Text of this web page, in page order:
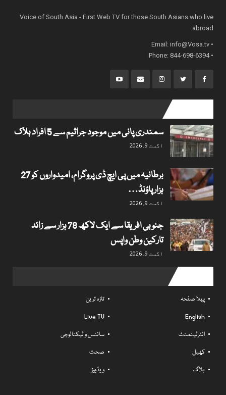
Voice of South Asia - First Web TV for those South Asians who live
abroad.
• Email:
info@Vosa.tv
• Phone: 844-698-6394
سمندری پانی میں موجود جراثیم سے 5 افراد ہلاک
اگست 9, 2026
برطانیہ میں پی ایچ ڈی پروگرام، امیدواروں کو 27
ہزار پاؤنڈ…
اگست 9, 2026
جنوبی افریقا سے ایک لاکھ 78 ہزار سے زائد
تارکین وطن واپس
اگست 9, 2026
پہلا صفحہ
تازہ ترین
English
Live TV
انٹرٹینمنٹ
سائنس و ٹیکنالوجی
کھیل
صحت
بلاگ
ویڈیوز